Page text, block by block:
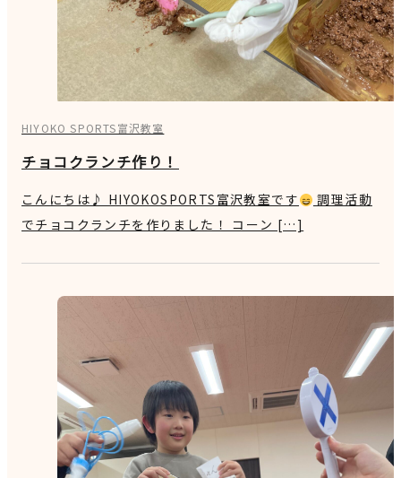
HIYOKO SPORTS富沢教室
チョコクランチ作り！
こんにちは♪ HIYOKOSPORTS富沢教室です
調理活動
でチョコクランチを作りました！ コーン […]